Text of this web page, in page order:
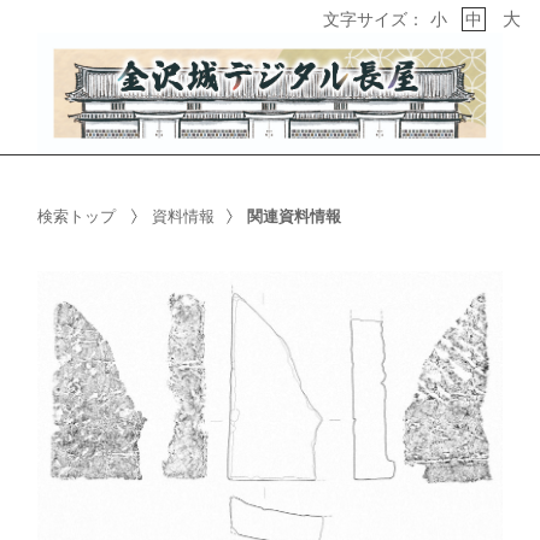
文字サイズ： 小 中 大
検索トップ 資料情報 関連資料情報